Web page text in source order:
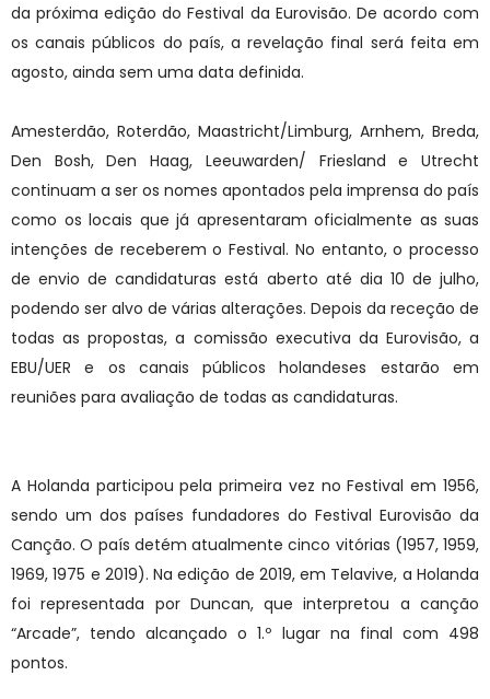
da próxima edição do Festival da Eurovisão. De acordo com
os canais públicos do país, a revelação final será feita em
agosto, ainda sem uma data definida.
Amesterdão, Roterdão, Maastricht/Limburg, Arnhem, Breda,
Den Bosh, Den Haag, Leeuwarden/ Friesland e Utrecht
continuam a ser os nomes apontados pela imprensa do país
como os locais que já apresentaram oficialmente as suas
intenções de receberem o Festival. No entanto, o processo
de envio de candidaturas está aberto até dia 10 de julho,
podendo ser alvo de várias alterações. Depois da receção de
todas as propostas, a comissão executiva da Eurovisão, a
EBU/UER e os canais públicos holandeses estarão em
reuniões para avaliação de todas as candidaturas.
A Holanda participou pela primeira vez no Festival em 1956,
sendo um dos países fundadores do Festival Eurovisão da
Canção. O país detém atualmente cinco vitórias (1957, 1959,
1969, 1975 e 2019). Na edição de 2019, em Telavive, a Holanda
foi representada por Duncan, que interpretou a canção
“Arcade”, tendo alcançado o 1.º lugar na final com 498
pontos.